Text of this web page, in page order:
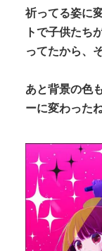
祈ってる姿に
トで子供たち
ってたから、
あと背景の色
ーに変わったね